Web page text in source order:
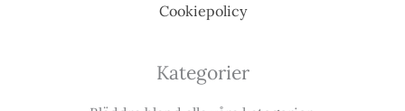
Cookiepolicy
Kategorier